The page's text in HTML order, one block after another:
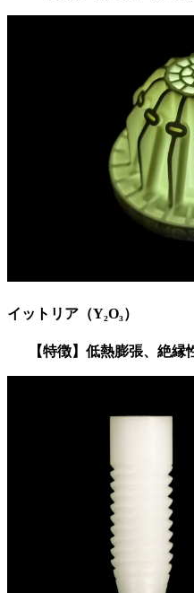
イットリア（Y₂O₃）
【特徴】 低熱膨張、絶縁